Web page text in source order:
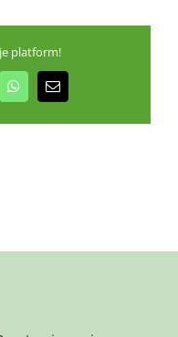
platform!
WhatsApp
E-